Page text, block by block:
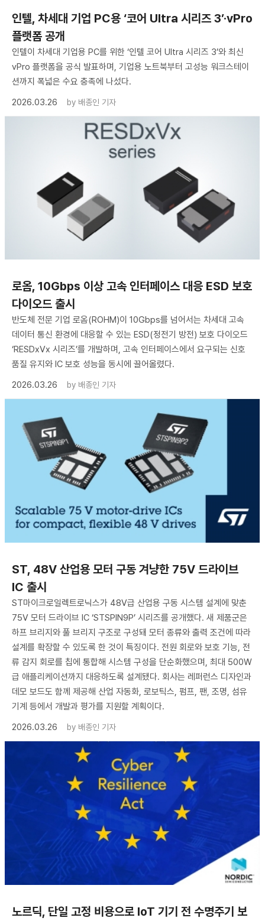
인텔, 차세대 기업 PC용 ‘코어 Ultra 시리즈 3’·vPro
플랫폼 공개
인텔이 차세대 기업용 PC를 위한 ‘인텔 코어 Ultra 시리즈 3’와 최신
vPro 플랫폼을 공식 발표하며, 기업용 노트북부터 고성능 워크스테이
션까지 폭넓은 수요 충족에 나섰다.
2026.03.26
by 배종인 기자
로옴, 10Gbps 이상 고속 인터페이스 대응 ESD 보호
다이오드 출시
반도체 전문 기업 로옴(ROHM)이 10Gbps를 넘어서는 차세대 고속
데이터 통신 환경에 대응할 수 있는 ESD(정전기 방전) 보호 다이오드
‘RESDxVx 시리즈’를 개발하며, 고속 인터페이스에서 요구되는 신호
품질 유지와 IC 보호 성능을 동시에 끌어올렸다.
2026.03.26
by 배종인 기자
ST, 48V 산업용 모터 구동 겨냥한 75V 드라이브
IC 출시
ST마이크로일렉트로닉스가 48V급 산업용 구동 시스템 설계에 맞춘
75V 모터 드라이브 IC ‘STSPIN9P’ 시리즈를 공개했다. 새 제품군은
하프 브리지와 풀 브리지 구조로 구성돼 모터 종류와 출력 조건에 따라
설계를 확장할 수 있도록 한 것이 특징이다. 전원 회로와 보호 기능, 전
류 감지 회로를 칩에 통합해 시스템 구성을 단순화했으며, 최대 500W
급 애플리케이션까지 대응하도록 설계됐다. 회사는 레퍼런스 디자인과
데모 보드도 함께 제공해 산업 자동화, 로보틱스, 펌프, 팬, 조명, 섬유
기계 등에서 개발과 평가를 지원할 계획이다.
2026.03.26
by 배종인 기자
노르딕, 단일 고정 비용으로 IoT 기기 전 수명주기 보